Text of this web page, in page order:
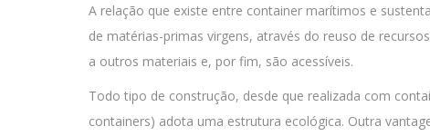
A relação que existe entre container marítimos e
de matérias-primas virgens, através do reuso de
a outros materiais e, por fim, são acessíveis.
Todo tipo de construção, desde que realizada com
containers) adota uma estrutura ecológica. Outra